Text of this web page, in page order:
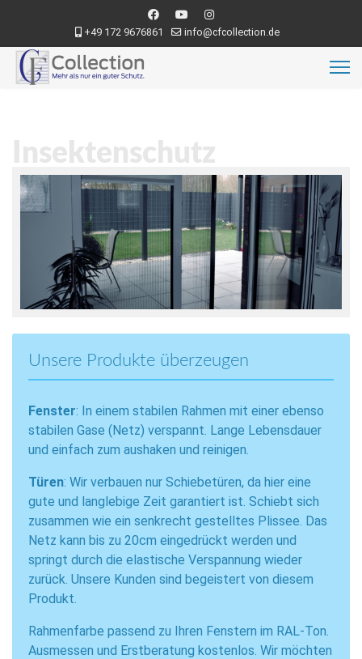
+49 172 9676861 info@cfcollection.de
Insektenschutz
Unsere Produkte überzeugen
Fenster: In einem stabilen Rahmen mit einer ebenso
stabilen Gase (Netz) verspannt. Lange Lebensdauer
und einfach zum aushaken und reinigen.
Türen: Wir verbauen nur Schiebetüren, da hier eine
gute und langlebige Zeit garantiert ist. Schiebt sich
zusammen wie ein senkrecht gestelltes Plissee. Das
Netz kann bis zu 20cm eingedrückt werden und
springt durch die elastische Verspannung wieder
zurück. Unsere Kunden sind begeistert von diesem
Produkt.
Rahmenfarbe passend zu Ihren Fenstern im RAL-Ton.
Ausmessen und Erstberatung kostenlos. Wir möchten